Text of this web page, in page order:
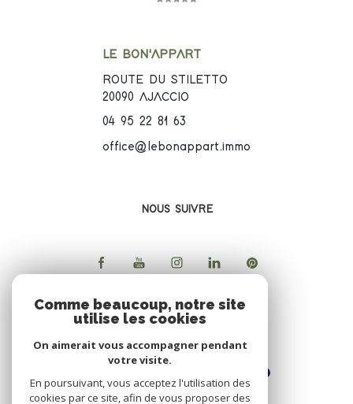
LE BON'APPART
ROUTE DU STILETTO
20090 AJACCIO
04 95 22 81 63
office@lebonappart.immo
NOUS SUIVRE
ADHERENTS
Comme beaucoup, notre site
utilise les cookies
On aimerait vous accompagner pendant
votre visite.
En poursuivant, vous acceptez l'utilisation des
cookies par ce site, afin de vous proposer des